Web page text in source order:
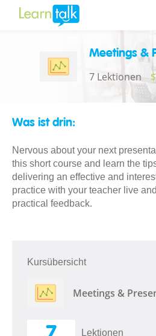
Meetings &
7 Lektionen
Was ist drin:
Nervous about your next
this short course and learn the
delivering an effective and
practice with your teacher live
practical feedback.
Kursübersicht
Meetings &
Lektionen